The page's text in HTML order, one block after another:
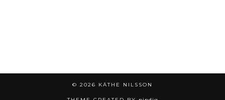
© 2026 KÄTHE NILSSON